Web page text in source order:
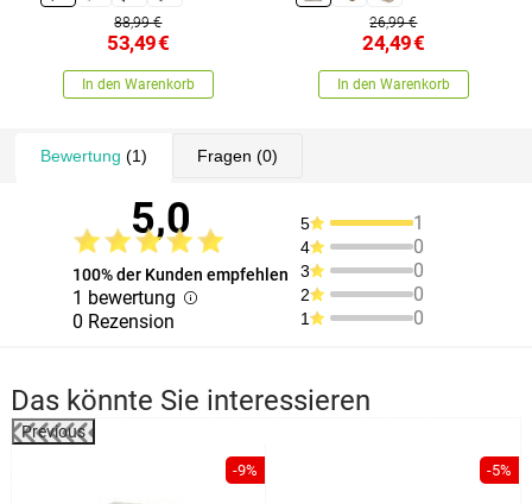
88,99 €
53,49€
In den Warenkorb
26,99 €
24,49€
In den Warenkorb
Bewertung (1) Fragen (0)
5,0
100% der Kunden empfehlen
1 bewertung
0 Rezension
5 1
4 0
3 0
2 0
1 0
Das könnte Sie interessieren
Previous
-9% -5%